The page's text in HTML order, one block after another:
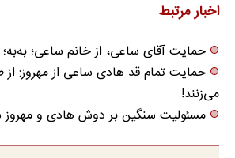
اخبار مرتبط
حمایت آقای ساعی،‌ از خانم ساعی؛
حمایت تمام قد هادی ساعی از مهروز: از
می‌زنند!
مسئولیت سنگین بر دوش هادی و